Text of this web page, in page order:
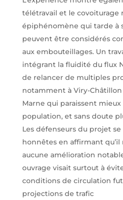
télétravail et le covoiturage
épiphénomène qui tarde à
peuvent être considérés
aux embouteillages. Un
intégrant la fluidité du flux
de relancer de multiples
notamment à Viry-Châtillon
Marne qui paraissent
population, et sans doute
Les défenseurs du projet
honnêtes en affirmant qu’il
aucune amélioration
ouvrage visait surtout à
conditions de circulation
projections de trafic